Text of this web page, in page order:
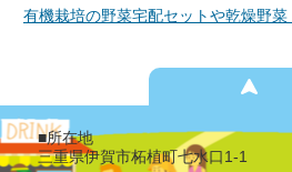
有機栽培の野菜宅配セットや乾燥野
■所在地
三重県伊賀市柘植町七水口1-1